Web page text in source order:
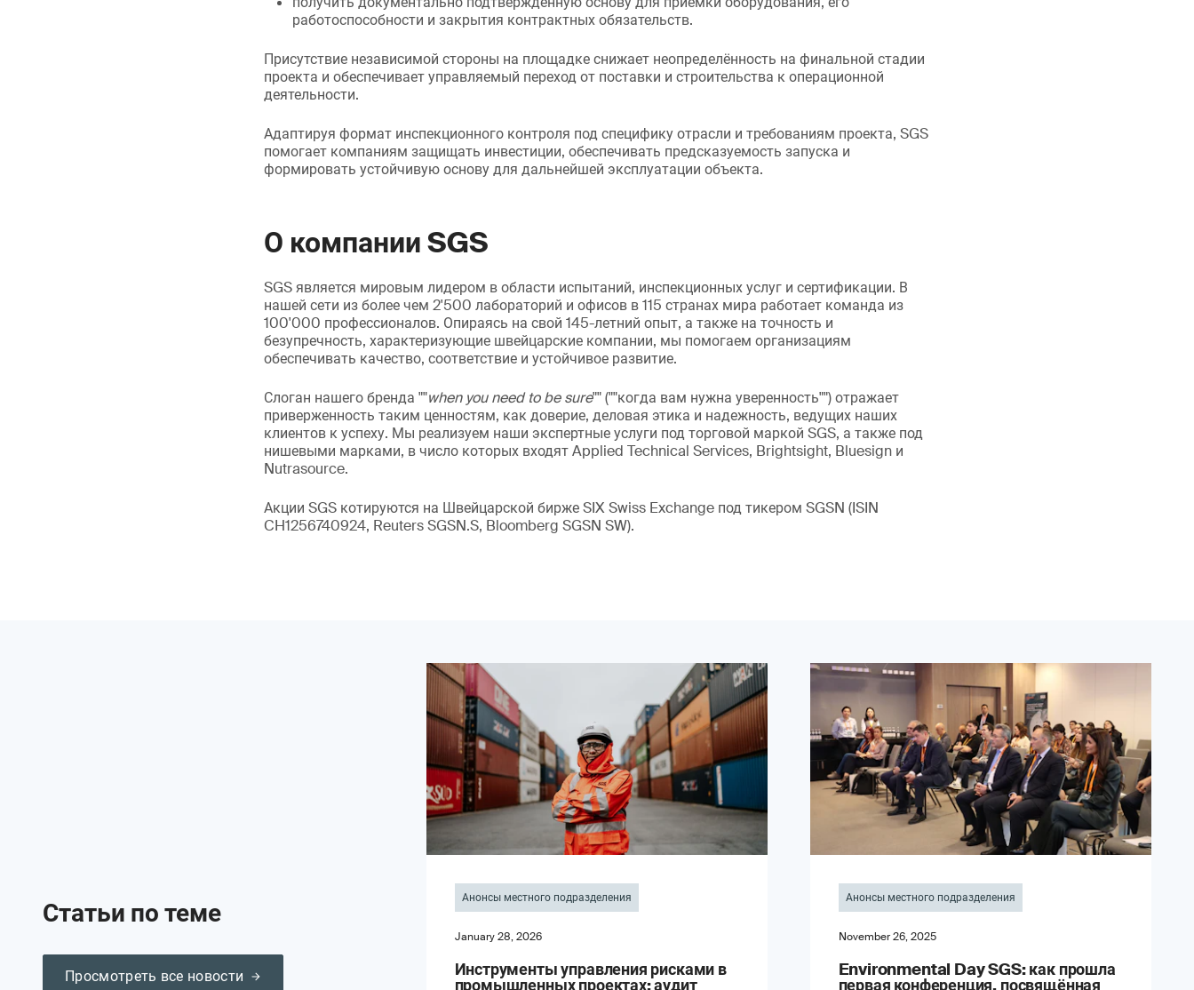
работоспособности и закрытия контрактных обязательств.
Присутствие независимой стороны на площадке снижает неопределённость на финальной стадии
проекта и обеспечивает управляемый переход от поставки и строительства к операционной
деятельности.
Адаптируя формат инспекционного контроля под специфику отрасли и требованиям проекта, SGS
помогает компаниям защищать инвестиции, обеспечивать предсказуемость запуска и
формировать устойчивую основу для дальнейшей эксплуатации объекта.
О компании SGS
SGS является мировым лидером в области испытаний, инспекционных услуг и сертификации. В
нашей сети из более чем 2'500 лабораторий и офисов в 115 странах мира работает команда из
100'000 профессионалов. Опираясь на свой 145-летний опыт, а также на точность и
безупречность, характеризующие швейцарские компании, мы помогаем организациям
обеспечивать качество, соответствие и устойчивое развитие.
Слоган нашего бренда ""when you need to be sure"" (""когда вам нужна уверенность"") отражает
приверженность таким ценностям, как доверие, деловая этика и надежность, ведущих наших
клиентов к успеху. Мы реализуем наши экспертные услуги под торговой маркой SGS, а также под
нишевыми марками, в число которых входят Applied Technical Services, Brightsight, Bluesign и
Nutrasource.
Акции SGS котируются на Швейцарской бирже SIX Swiss Exchange под тикером SGSN (ISIN
CH1256740924, Reuters SGSN.S, Bloomberg SGSN SW).
Статьи по теме
Просмотреть все новости
Анонсы местного подразделения
January 28, 2026
Инструменты управления рисками в
Анонсы местного подразделения
November 26, 2025
Environmental Day SGS: как прошла